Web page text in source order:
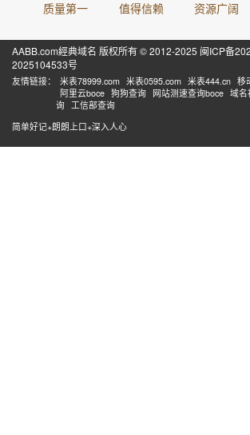
质量第一 值得信赖 资源广阔
AABB.com經典域名 版权所有 © 2012-2025 闽ICP备
2025104533号
友情链接： 米表78999.com 米表0595.com 米表444.cn 移
阿里云boce 狗狗查询 网站测速查询boce 域名
询 工信部查询
简单好记+朗朗上口+深入人心